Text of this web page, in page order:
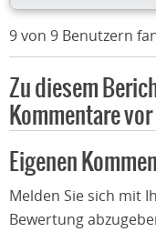
9 von 9 Benutzern
Zu diesem
Kommentare vor
Eigenen
Melden Sie sich mit
Bewertung